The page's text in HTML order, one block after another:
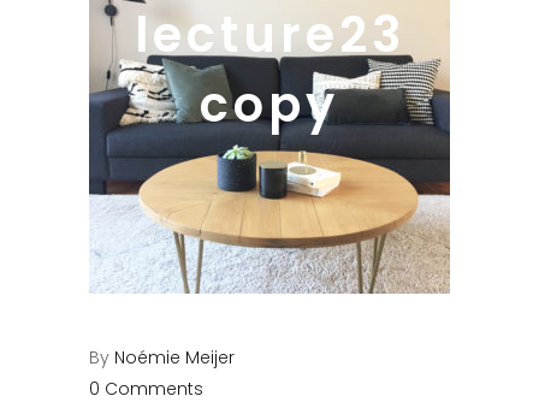
lecture23
copy
By Noémie Meijer
0 Comments